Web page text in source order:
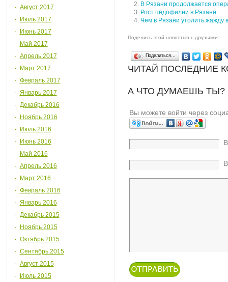
Август 2017
Июль 2017
Июнь 2017
Май 2017
Апрель 2017
Март 2017
Февраль 2017
Январь 2017
Декабрь 2016
Ноябрь 2016
Июль 2016
Июнь 2016
Май 2016
Апрель 2016
Март 2016
Февраль 2016
Январь 2016
Декабрь 2015
Ноябрь 2015
Октябрь 2015
Сентябрь 2015
Август 2015
Июль 2015
В Рязани продолжается
Рост педофилии в Рязани
Чем в Рязани утолить жажду
Поделись этой новостью с друзьями:
Поделиться…
ЧИТАЙ ПОСЛЕДНИЕ
А ЧТО ДУМАЕШЬ
Вы можете войти через